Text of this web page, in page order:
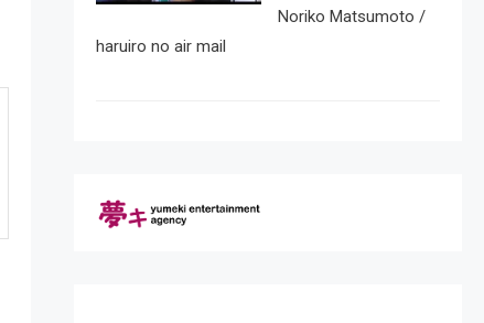
Noriko Matsumoto /
haruiro no air mail